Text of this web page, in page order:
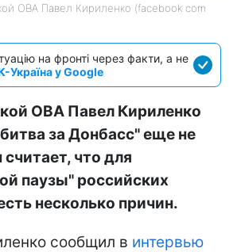
ОВА Павел Кириленко (facebook com
на фронті через факти, а не
Україна у Google
ОВА Павел Кириленко
за Донбасс" еще не
что для
паузы" российских
несколько причин.
сообщил в интервью